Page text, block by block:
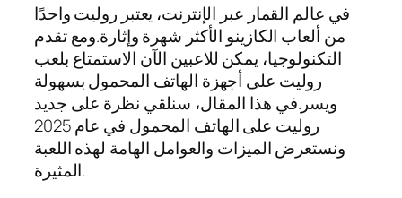
في عالم القمار عبر الإنترنت، يعتبر روليت واحدًا
من ألعاب الكازينو الأكثر شهرة وإثارة.ومع تقدم
التكنولوجيا، يمكن للاعبين الآن الاستمتاع بلعب
روليت على أجهزة الهاتف المحمول بسهولة
ويسر.في هذا المقال، سنلقي نظرة على جديد
روليت على الهاتف المحمول في عام 2025
ونستعرض الميزات والعوامل الهامة لهذه اللعبة
المثيرة.